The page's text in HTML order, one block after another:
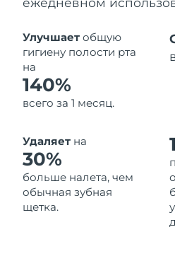
Улучшает общую
гигиену полости рта
на
140%
всего за 1 месяц.
Удаляет на
30%
больше налета, чем
обычная зубная
щетка.
Турция
Великобритания
Соединенные
Штаты